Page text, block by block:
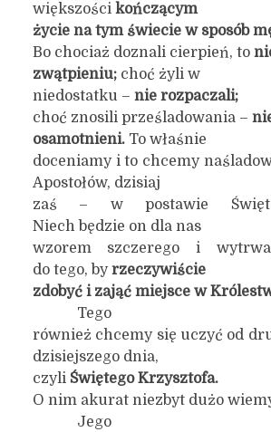
większości kończącym
życie na tym świecie w sposób
Bo chociaż doznali cierpień, to
zwątpieniu; choć żyli w
niedostatku – nie rozpaczali;
choć znosili prześladowania –
osamotnieni.To właśnie
doceniamy i to chcemy
Apostołów, dzisiaj
zaś – w postawie
Niech będzie on dla nas
wzorem szczerego i
do tego, byrzeczywiście
zdobyć i zająć miejsce w
Tego
również chcemy się uczyć od
dzisiejszego dnia,
czyli Świętego Krzysztofa.
O nim akurat niezbyt dużo
Jego